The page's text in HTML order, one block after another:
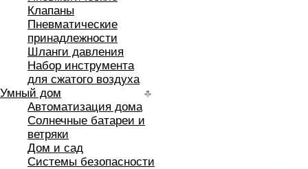
Клапаны
Пневматические
принадлежности
Шланги давления
Набор инструмента
для сжатого воздуха
Умный дом
Автоматизация дома
Солнечные батареи и
ветряки
Дом и сад
Системы безопасности